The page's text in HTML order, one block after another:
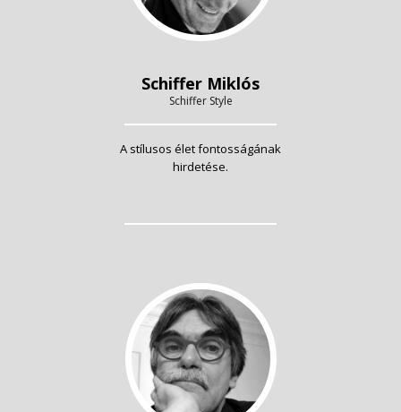
Schiffer Miklós
Schiffer Style
A stílusos élet fontosságának
hirdetése.